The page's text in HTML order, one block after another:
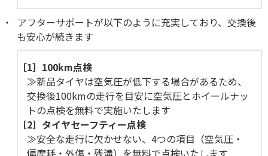
アフターサポートが以下のように充実しており、交換後
も安心が続きます
［1］ 100km点検
≫新品タイヤは空気圧が低下する場合があるため、
交換後100kmの走行を目安に空気圧とホイールナッ
トの点検を無料で実施いたします
［2］ タイヤセーフティー点検
≫安全な走行に欠かせない、4つの項目（空気圧・
偏摩耗・外傷・残溝）を無料で点検いたします